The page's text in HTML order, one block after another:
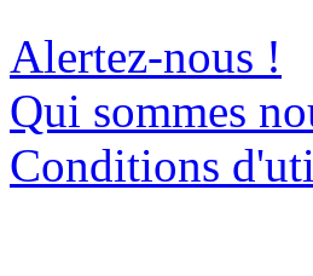
Alertez-nous !
Qui sommes
Conditions